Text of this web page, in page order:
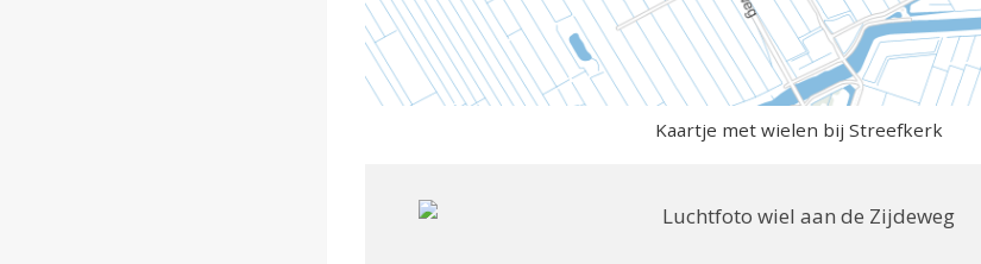
Kaartje met wielen bij Streefkerk